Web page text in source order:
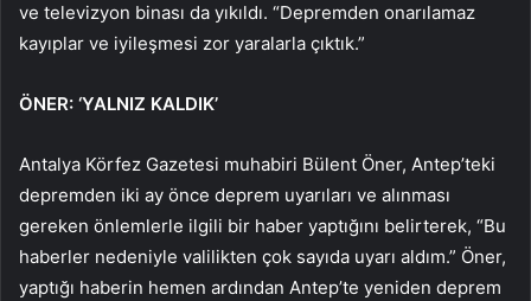
ve televizyon binası da yıkıldı. “Depremden onarılamaz
kayıplar ve iyileşmesi zor yaralarla çıktık.”
ÖNER: ‘YALNIZ KALDIK’
Antalya Körfez Gazetesi muhabiri Bülent Öner, Antep’teki
depremden iki ay önce deprem uyarıları ve alınması
gereken önlemlerle ilgili bir haber yaptığını belirterek, “Bu
haberler nedeniyle valilikten çok sayıda uyarı aldım.” Öner,
yaptığı haberin hemen ardından Antep’te yeniden deprem